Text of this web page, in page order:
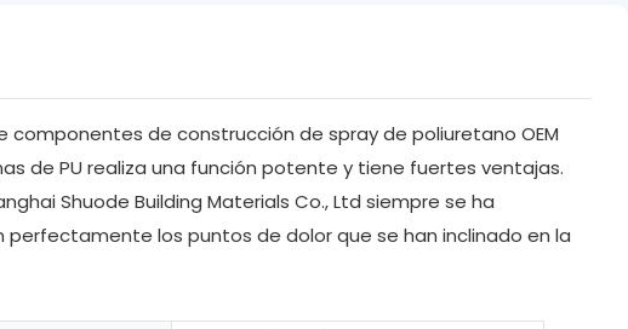
componentes de construcción de spray de poliuretano OEM
de PU realiza una función potente y tiene fuertes ventajas.
Shuode Building Materials Co., Ltd siempre se ha
los puntos de dolor que se han inclinado en la